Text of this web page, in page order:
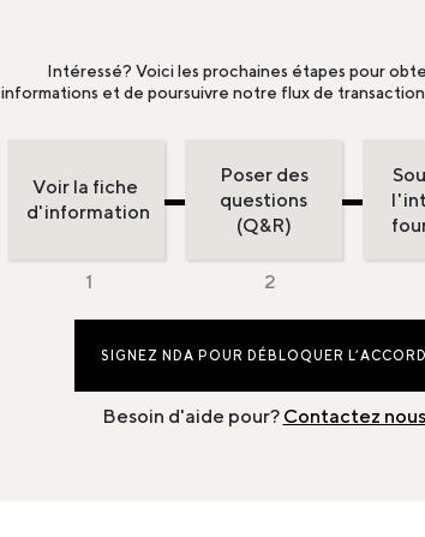
Intéressé? Voici les prochaines étapes pour
informations et de poursuivre notre flux de
Voir la fiche
d'information
Poser des
questions
(Q&R)
SIGNEZ NDA POUR DÉBLOQUER L’ACCORD
Besoin d'aide pour? Contactez nous